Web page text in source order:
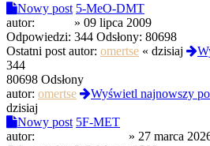
Nowy post 5-MeO-DMT
autor:
» 09 lipca 2009
Odpowiedzi: 344 Odsłony: 80698
Ostatni post autor: omertse « dzisiaj
344
80698 Odsłony
autor: omertse
Wyświetl najnowszy
dzisiaj
Nowy post 5F-MET
autor:
» 27 marca